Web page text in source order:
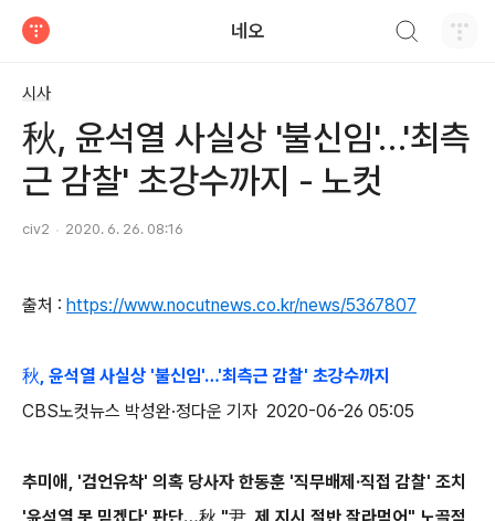
네오
시사
秋, 윤석열 사실상 '불신임'…'최측
근 감찰' 초강수까지 - 노컷
civ2 2020. 6. 26. 08:16
출처 : https://www.nocutnews.co.kr/news/5367807
秋, 윤석열 사실상 '불신임'…'최측근 감찰' 초강수까지
CBS노컷뉴스 박성완·정다운 기자 2020-06-26 05:05
추미애, '검언유착' 의혹 당사자 한동훈 '직무배제·직접 감찰' 조치